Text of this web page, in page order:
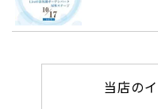
当店の